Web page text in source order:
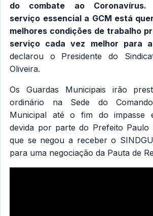
do combate ao Coronavírus.
serviço essencial a GCM está
melhores condições de trabalho
serviço cada vez melhor para a
declarou o Presidente do
Oliveira.
Os Guardas Municipais irão
ordinário na Sede do
Municipal até o fim do impasse
devida por parte do Prefeito Paulo
que se negou a receber o
para uma negociação da Pauta de